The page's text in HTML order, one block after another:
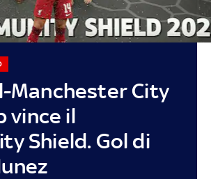
Manchester City
vince il
Shield. Gol di